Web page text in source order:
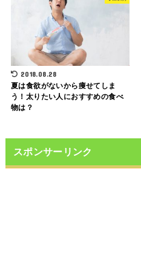
2018.08.28
夏は食欲がないから痩せてしま
う！太りたい人におすすめの食べ
物は？
スポンサーリンク